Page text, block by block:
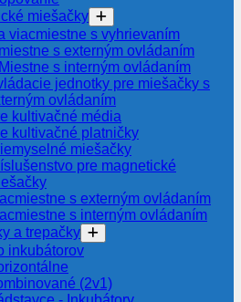
miešačky
viacmiestne s vyhrievaním
s externým ovládaním
s interným ovládaním
jednotky pre miešačky s
ovládaním
kultivačné média
kultivačné platničky
miešačky
pre magnetické
s externým ovládaním
s interným ovládaním
a trepačky
inkubátorov
(2v1)